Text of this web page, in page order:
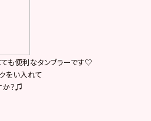
ても便利なタンブラーです♡
をい入れて
か？♫